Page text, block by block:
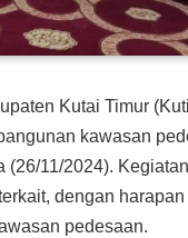
Kutai Timur
kawasan
(26/11/2024).
dengan
pedesaan.